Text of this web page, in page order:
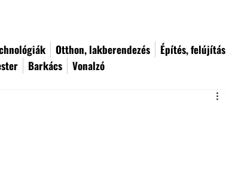
Otthon, lakberendezés Építés, felújítás
Barkács Vonalzó